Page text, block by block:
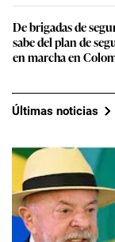
De brigadas de
sabe del plan de
en marcha en
Últimas noticias